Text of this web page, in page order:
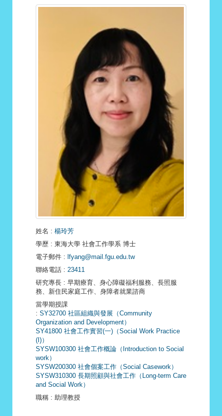
姓名 : 楊玲芳
學歷 : 東海大學 社會工作學系 博士
電子郵件 : lfyang@mail.fgu.edu.tw
聯絡電話 : 23411
研究專長 : 早期療育、身心障礙福利服務、長照服
務、新住民家庭工作、身障者就業諮商
當學期授課
: SY32700 社區組織與發展（Community
Organization and Development）
SY41800 社會工作實習(一)（Social Work Practice
(I)）
SYSW100300 社會工作概論（Introduction to Social
work）
SYSW200300 社會個案工作（Social Casework）
SYSW310300 長期照顧與社會工作（Long-term Care
and Social Work）
職稱 : 助理教授